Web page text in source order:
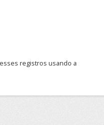
registros usando a